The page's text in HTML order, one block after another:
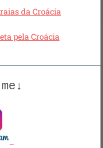
da Croácia
pela Croácia